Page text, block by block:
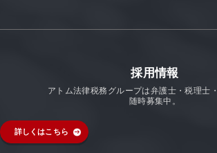
採用情報
アトム法律税務グループは弁護士・税理士
随時募集中。
詳しくはこちら